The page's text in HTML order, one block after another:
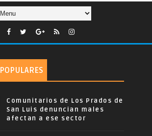
Comunitarios de Los Prados de
San Luis denuncian males
afectan a ese sector